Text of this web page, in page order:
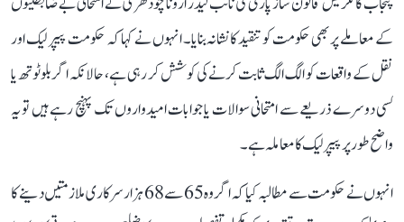
کے معاملے پر بھی حکومت کو تنقید کا نشانہ بنایا۔ انہوں نے کہا کہ حکومت پیپر لیک اور
نقل کے واقعات کو الگ الگ ثابت کرنے کی کوشش کر رہی ہے، حالانکہ اگر بلوٹوتھ یا
کسی دوسرے ذریعے سے امتحانی سوالات یا جوابات امیدواروں تک پہنچ رہے ہیں تو یہ
واضح طور پر پیپر لیک کا معاملہ ہے۔
انہوں نے حکومت سے مطالبہ کیا کہ اگر وہ 65 سے 68 ہزار سرکاری ملازمتیں دینے کا